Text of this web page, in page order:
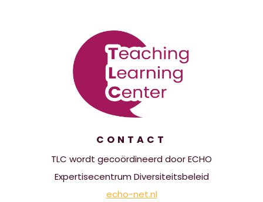
CONTACT
TLC wordt gecoördineerd door ECHO
Expertisecentrum Diversiteitsbeleid
echo-net.nl